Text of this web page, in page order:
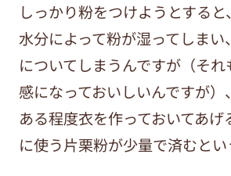
しっかり粉をつけようとする
水分によって粉が湿ってしまい
についてしまうんですが（そ
感になっておいしいんですが
ある程度衣を作っておいてあげ
に使う片栗粉が少量で済むとい